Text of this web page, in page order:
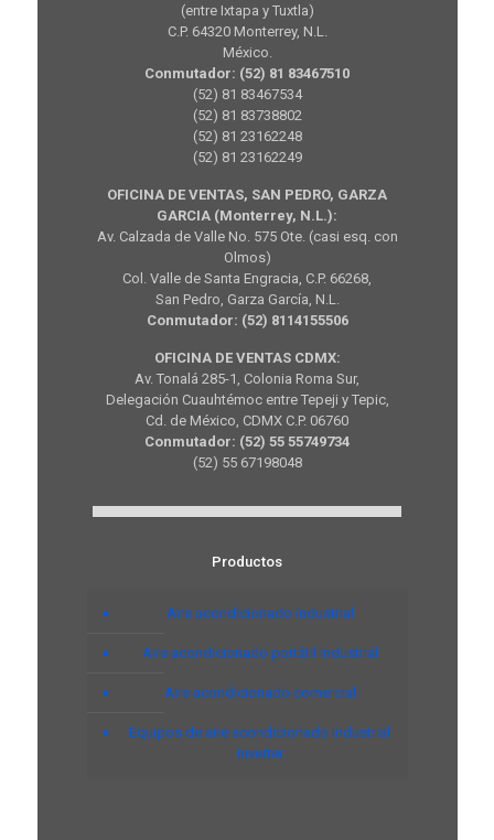
(entre Ixtapa y Tuxtla)
C.P. 64320 Monterrey, N.L.
México.
Conmutador: (52) 81 83467510
(52) 81 83467534
(52) 81 83738802
(52) 81 23162248
(52) 81 23162249
OFICINA DE VENTAS, SAN PEDRO, GARZA
GARCIA (Monterrey, N.L.):
Av. Calzada de Valle No. 575 Ote. (casi esq. con
Olmos)
Col. Valle de Santa Engracia, C.P. 66268,
San Pedro, Garza García, N.L.
Conmutador: (52) 8114155506
OFICINA DE VENTAS CDMX:
Av. Tonalá 285-1, Colonia Roma Sur,
Delegación Cuauhtémoc entre Tepeji y Tepic,
Cd. de México, CDMX C.P. 06760
Conmutador: (52) 55 55749734
(52) 55 67198048
Productos
Aire acondicionado industrial
Aire acondicionado portátil industrial
Aire acondicionado comercial
Equipos de aire acondicionado industrial
inverter